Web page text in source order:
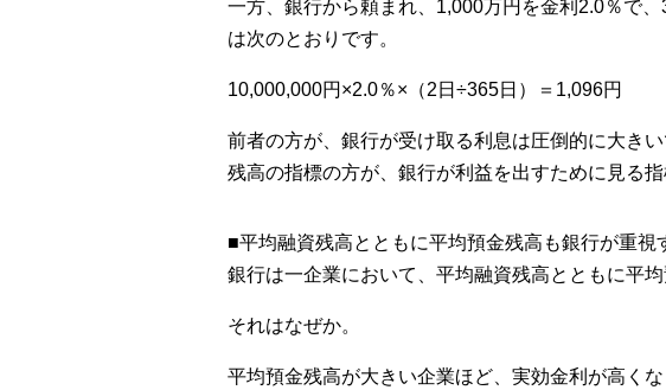
一方、銀行から頼まれ、1,000万円を金利2.0％で
は次のとおりです。
10,000,000円×2.0％×（2日÷365日）＝1,096円
前者の方が、銀行が受け取る利息は圧倒的に大き
残高の指標の方が、銀行が利益を出すために見る
■平均融資残高とともに平均預金残高も銀行が重視
銀行は一企業において、平均融資残高とともに平均
それはなぜか。
平均預金残高が大きい企業ほど、実効金利が高く